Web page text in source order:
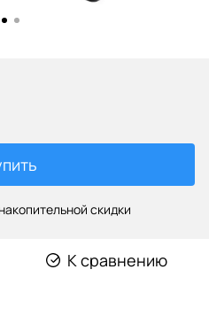
скидки
К сравнению